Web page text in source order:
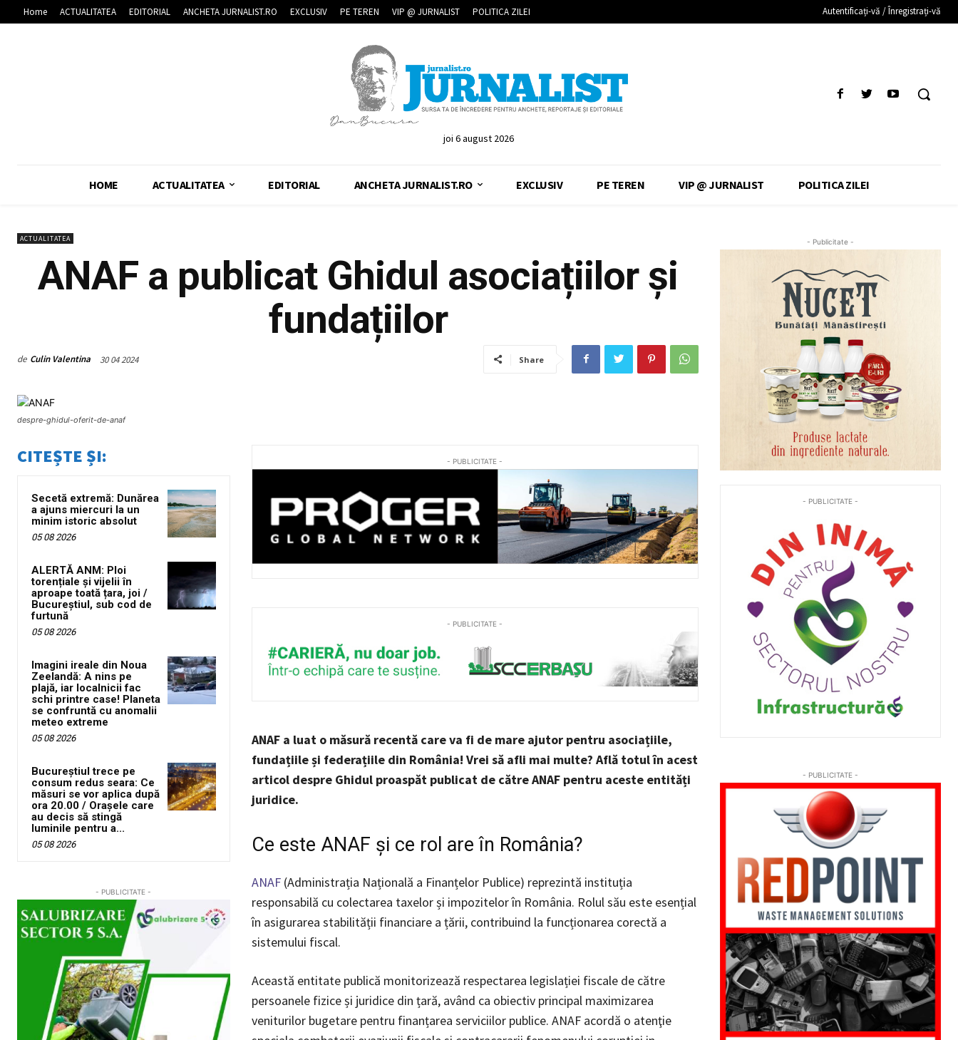
Home ACTUALITATEA EDITORIAL ANCHETA JURNALIST.RO EXCLUSIV PE TEREN VIP @ JURNALIST POLITICA ZILEI Autentificați-vă / Înregistrați-vă
joi 6 august 2026
HOME ACTUALITATEA EDITORIAL ANCHETA JURNALIST.RO EXCLUSIV PE TEREN VIP @ JURNALIST POLITICA ZILEI
ACTUALITATEA
ANAF a publicat Ghidul asociațiilor și
fundațiilor
de Culin Valentina 30 04 2024 Share
despre-ghidul-oferit-de-anaf
CITEȘTE ȘI:
Secetă extremă: Dunărea
a ajuns miercuri la un
minim istoric absolut
05 08 2026
ALERTĂ ANM: Ploi
torențiale și vijelii în
aproape toată țara, joi /
Bucureștiul, sub cod de
furtună
05 08 2026
Imagini ireale din Noua
Zeelandă: A nins pe
plajă, iar localnicii fac
schi printre case! Planeta
se confruntă cu anomalii
meteo extreme
05 08 2026
Bucureștiul trece pe
consum redus seara: Ce
măsuri se vor aplica după
ora 20.00 / Orașele care
au decis să stingă
luminile pentru a...
05 08 2026
- PUBLICITATE -
- PUBLICITATE -
- PUBLICITATE -
ANAF a luat o măsură recentă care va fi de mare ajutor pentru asociațiile,
fundațiile și federațiile din România! Vrei să afli mai multe? Află totul în acest
articol despre Ghidul proaspăt publicat de către ANAF pentru aceste entități
juridice.
Ce este ANAF și ce rol are în România?
ANAF(Administrația Națională a Finanțelor Publice) reprezintă instituția
responsabilă cu colectarea taxelor și impozitelor în România. Rolul său este esențial
în asigurarea stabilității financiare a țării, contribuind la funcționarea corectă a
sistemului fiscal.
Această entitate publică monitorizează respectarea legislației fiscale de către
persoanele fizice și juridice din țară, având ca obiectiv principal maximizarea
veniturilor bugetare pentru finanțarea serviciilor publice. ANAF acordă o atenţie
- Publicitate -
- PUBLICITATE -
- PUBLICITATE -